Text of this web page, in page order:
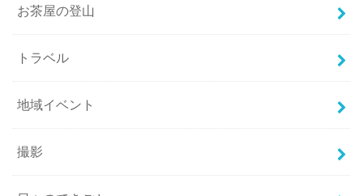
お茶屋の登山
トラベル
地域イベント
撮影